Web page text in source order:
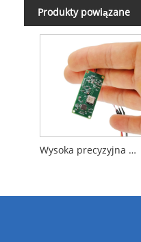
Produkty powiązane
Wysoka precyzyjna wojskowa kompas elektroniczny